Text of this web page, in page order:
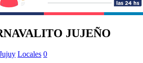
JUJEÑO
Locales 0